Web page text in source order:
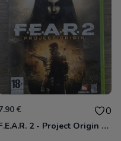
€ 0
F.E.A.R. 2 - Project Origin Xbox 360